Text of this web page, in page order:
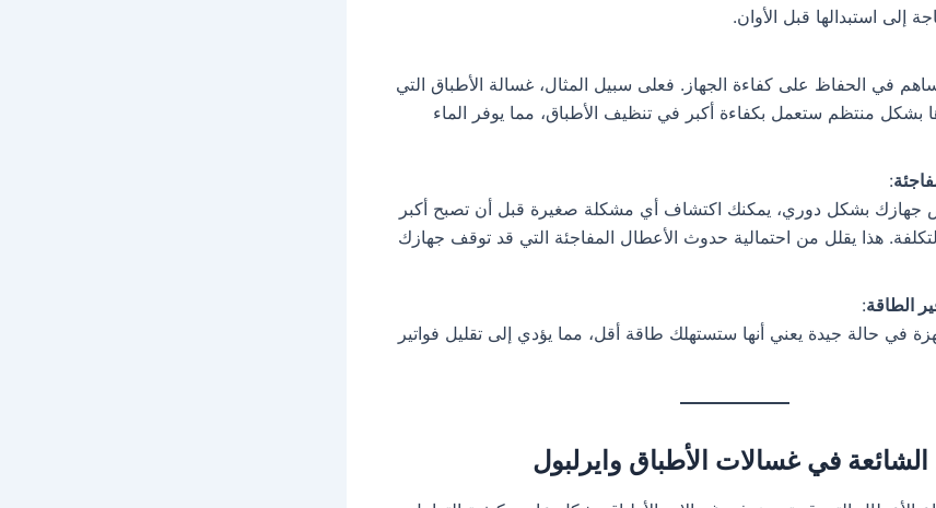
إلى استبدالها قبل الأوان.
في الحفاظ على كفاءة الجهاز. فعلى سبيل المثال، غسالة الأطباق التي
بشكل منتظم ستعمل بكفاءة أكبر في تنظيف الأطباق، مما يوفر الماء
:
جهازك بشكل دوري، يمكنك اكتشاف أي مشكلة صغيرة قبل أن تصبح أكبر
هذا يقلل من احتمالية حدوث الأعطال المفاجئة التي قد توقف جهازك
الطاقة:
في حالة جيدة يعني أنها ستستهلك طاقة أقل، مما يؤدي إلى تقليل فواتير
الشائعة في غسالات الأطباق وايرلبول